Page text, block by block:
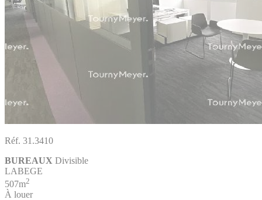
Réf. 31.3410
BUREAUX Divisible
LABEGE
507m2
À louer